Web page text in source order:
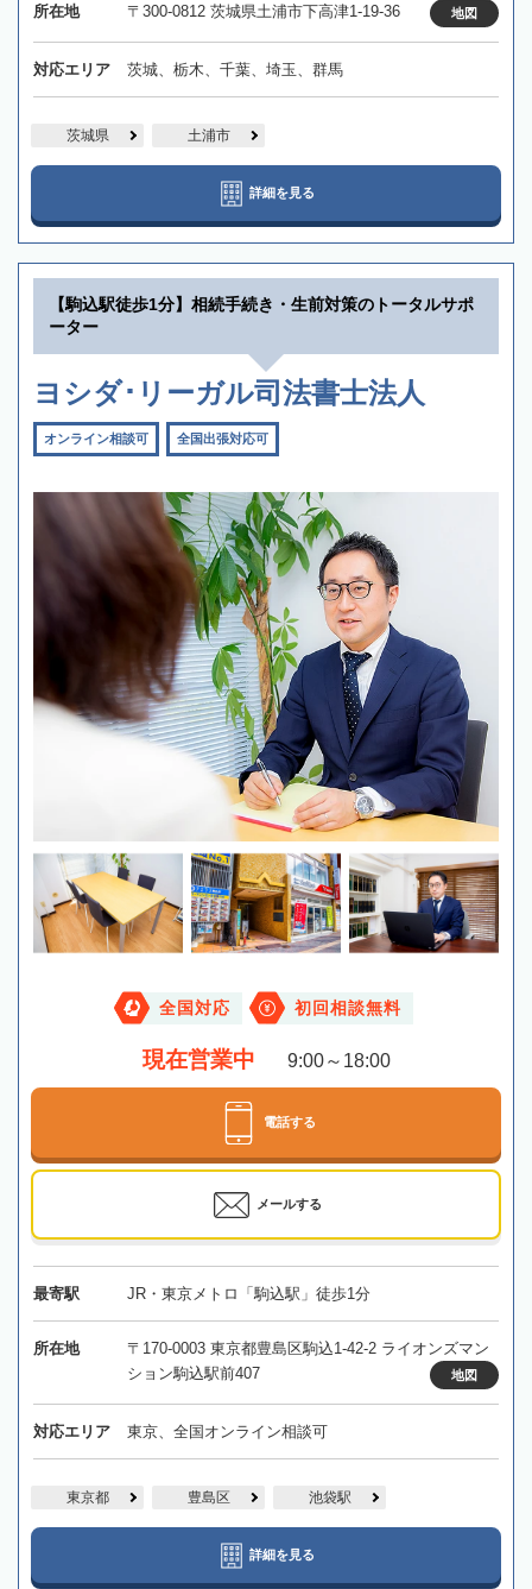
所在地 〒300-0812 茨城県土浦市下高津1-19-36 地図
対応エリア 茨城、栃木、千葉、埼玉、群馬
茨城県 土浦市
詳細を見る
【駒込駅徒歩1分】相続手続き・生前対策のトータルサポ
ーター
ヨシダ･リーガル司法書士法人
オンライン相談可 全国出張対応可
全国対応 初回相談無料
現在営業中 9:00～18:00
電話する
メールする
最寄駅 JR・東京メトロ「駒込駅」徒歩1分
所在地
〒170-0003 東京都豊島区駒込1-42-2 ライオンズマン
ション駒込駅前407
地図
対応エリア 東京、全国オンライン相談可
東京都 豊島区 池袋駅
詳細を見る